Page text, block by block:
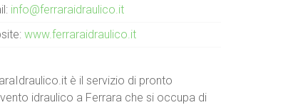
info@ferraraidraulico.it
www.ferraraidraulico.it
è il servizio di pronto
idraulico a Ferrara che si occupa di